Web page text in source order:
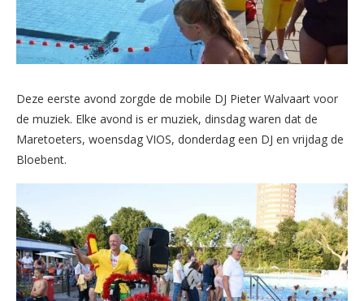
Deze eerste avond zorgde de mobile DJ Pieter Walvaart voor
de muziek. Elke avond is er muziek, dinsdag waren dat de
Maretoeters, woensdag VIOS, donderdag een DJ en vrijdag de
Bloebent.